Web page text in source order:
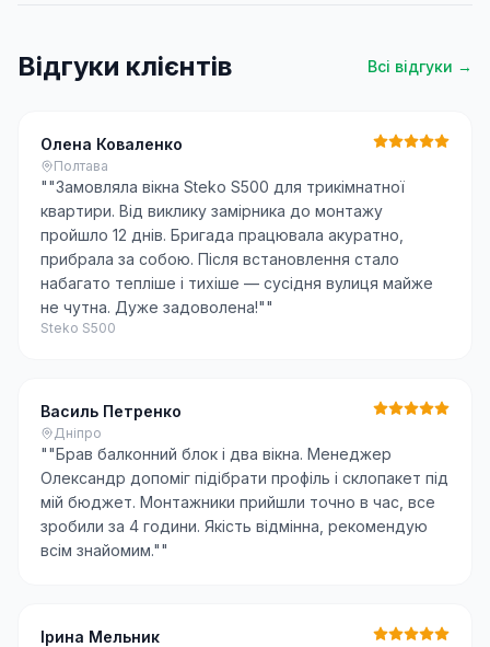
Відгуки клієнтів Всі відгуки →
Олена Коваленко
Полтава
""Замовляла вікна Steko S500 для трикімнатної
квартири. Від виклику замірника до монтажу
пройшло 12 днів. Бригада працювала акуратно,
прибрала за собою. Після встановлення стало
набагато тепліше і тихіше — сусідня вулиця майже
не чутна. Дуже задоволена!""
Steko S500
Василь Петренко
Дніпро
""Брав балконний блок і два вікна. Менеджер
Олександр допоміг підібрати профіль і склопакет під
мій бюджет. Монтажники прийшли точно в час, все
зробили за 4 години. Якість відмінна, рекомендую
всім знайомим.""
Ірина Мельник